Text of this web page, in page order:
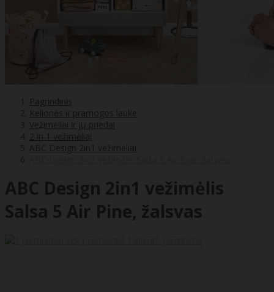
Pagrindinis
Kelionės ir pramogos lauke
Vežimėliai ir jų priedai
2 in 1 vežimėliai
ABC Design 2in1 vežimėliai
ABC Design 2in1 vežimėlis
Salsa 5 Air Pine, žalsvas